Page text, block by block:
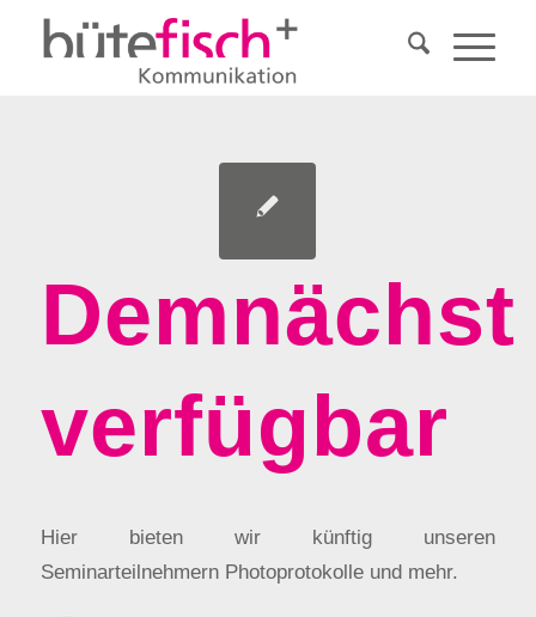
Demnächst
verfügbar
Hier bieten wir künftig unseren
Seminarteilnehmern Photoprotokolle und mehr.